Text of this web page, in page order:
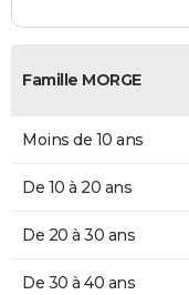
Famille MORGE
Moins de 10 ans
De 10 à 20 ans
De 20 à 30 ans
De 30 à 40 ans